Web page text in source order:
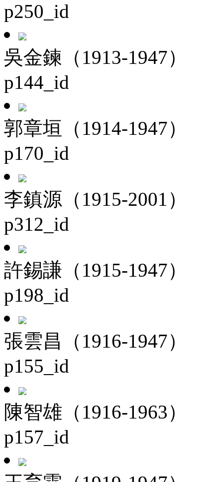
p250_id
吳金鍊（1913-1947）
p144_id
郭章垣（1914-1947）
p170_id
李鎮源（1915-2001）
p312_id
許錫謙（1915-1947）
p198_id
張雲昌（1916-1947）
p155_id
陳智雄（1916-1963）
p157_id